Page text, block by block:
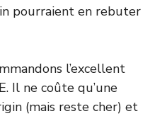
pourraient en rebuter
l’excellent
Il ne coûte qu’une
(mais reste cher) et